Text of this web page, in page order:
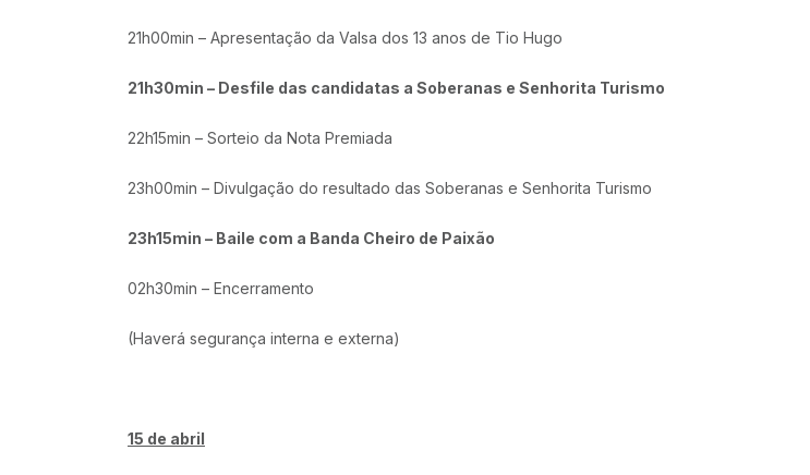
21h00min – Apresentação da Valsa dos 13 anos de Tio Hugo
21h30min – Desfile das candidatas a Soberanas e Senhorita Turismo
22h15min – Sorteio da Nota Premiada
23h00min – Divulgação do resultado das Soberanas e Senhorita Turismo
23h15min – Baile com a Banda Cheiro de Paixão
02h30min – Encerramento
(Haverá segurança interna e externa)
15 de abril